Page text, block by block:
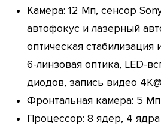
Камера: 12 Мп, сенсор
автофокус и лазерный
оптическая стабилизация
6-линзовая оптика, LED-
диодов, запись видео
Фронтальная камера: 5 Мп
Процессор: 8 ядер, 4 ядра